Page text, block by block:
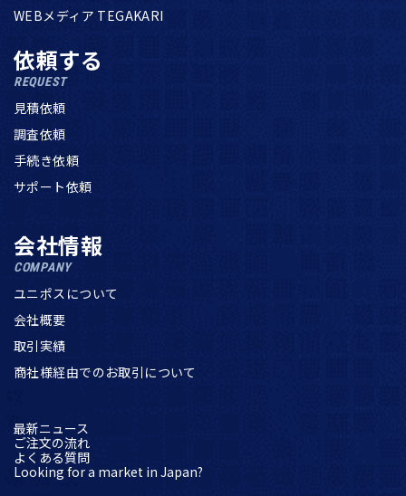
WEBメディア TEGAKARI
依頼する
REQUEST
見積依頼
調査依頼
手続き依頼
サポート依頼
会社情報
COMPANY
ユニポスについて
会社概要
取引実績
商社様経由でのお取引について
最新ニュース
ご注文の流れ
よくある質問
Looking for a market in Japan?